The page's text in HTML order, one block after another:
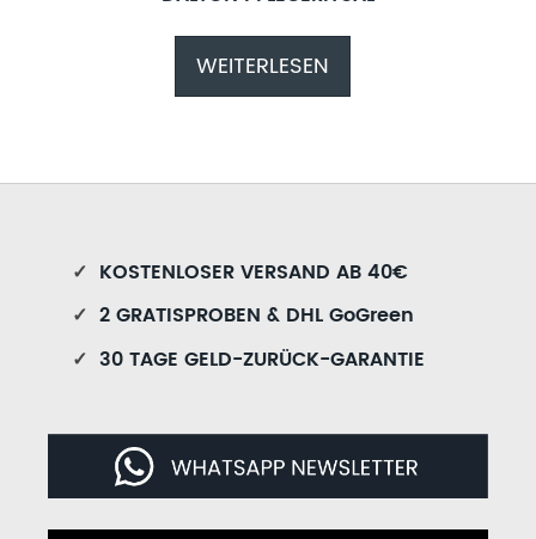
WEITERLESEN
✓ KOSTENLOSER VERSAND AB 40€
✓ 2 GRATISPROBEN & DHL GoGreen
✓ 30 TAGE GELD-ZURÜCK-GARANTIE